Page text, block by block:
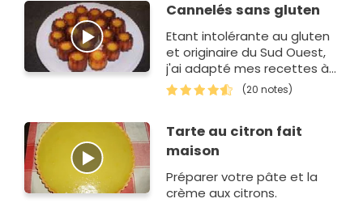
Cannelés sans gluten
Etant intolérante au gluten
et originaire du Sud Ouest,
j'ai adapté mes recettes à
des farines autres que la
farine de blé.
(20 notes)
Tarte au citron fait
maison
Préparer votre pâte et la
crème aux citrons.